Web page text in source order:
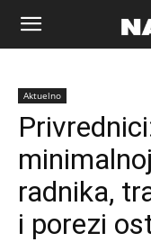
Naša
riječ
Aktuelno
radnika,
i porezi